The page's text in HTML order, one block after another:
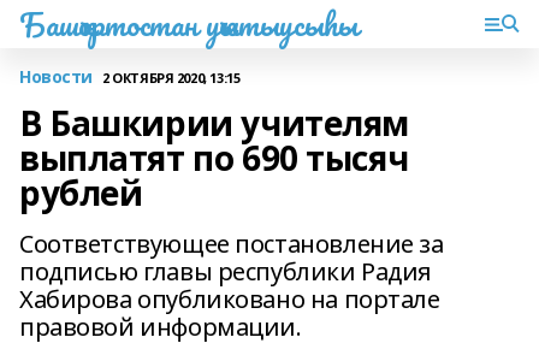
Башҡортостан уҡытыусыһы
Новости 2 ОКТЯБРЯ 2020, 13:15
В Башкирии учителям
выплатят по 690 тысяч
рублей
Соответствующее постановление за
подписью главы республики Радия
Хабирова опубликовано на портале
правовой информации.